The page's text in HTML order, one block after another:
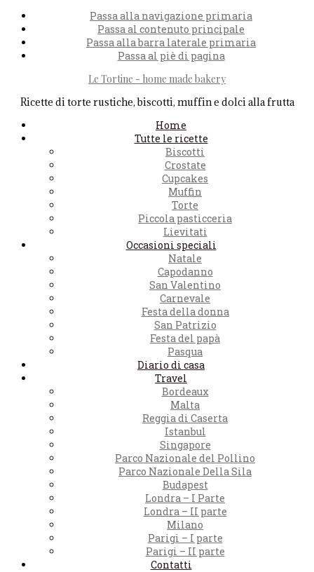
Passa alla navigazione primaria
Passa al contenuto principale
Passa alla barra laterale primaria
Passa al piè di pagina
Le Tortine - home made bakery
Ricette di torte rustiche, biscotti, muffin e dolci alla frutta
Home
Tutte le ricette
Biscotti
Crostate
Cupcakes
Muffin
Torte
Piccola pasticceria
Lievitati
Occasioni speciali
Natale
Capodanno
San Valentino
Carnevale
Festa della donna
San Patrizio
Festa del papà
Pasqua
Diario di casa
Travel
Bordeaux
Malta
Reggia di Caserta
Istanbul
Singapore
Parco Nazionale del Pollino
Parco Nazionale Della Sila
Budapest
Londra – I Parte
Londra – II parte
Milano
Parigi – I parte
Parigi – II parte
Contatti